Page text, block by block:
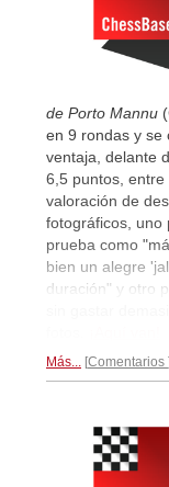
de Porto Mannu
en 9 rondas y se
ventaja, delante
6,5 puntos, entre
valoración de
fotográficos, uno
prueba como
bien un alegre
duración" y otro
Más... Comentarios